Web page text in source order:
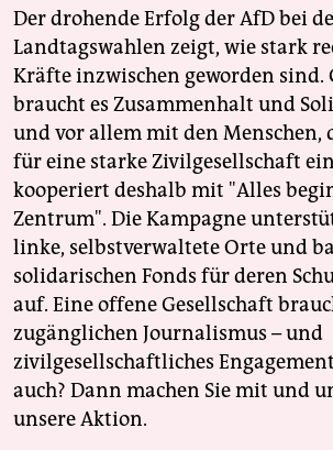
Der drohende Erfolg der AfD bei
Landtagswahlen zeigt, wie stark
Kräfte inzwischen geworden sind.
braucht es Zusammenhalt und
und vor allem mit den Menschen,
für eine starke Zivilgesellschaft
kooperiert deshalb mit "Alles
Zentrum". Die Kampagne
linke, selbstverwaltete Orte und
solidarischen Fonds für deren
auf. Eine offene Gesellschaft
zugänglichen Journalismus – und
zivilgesellschaftliches
auch? Dann machen Sie mit und
unsere Aktion.